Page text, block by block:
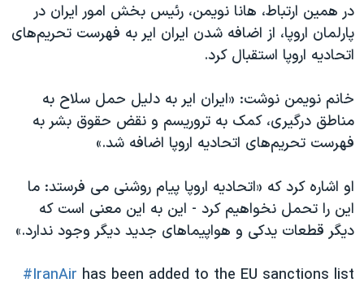
در همین ارتباط، هانا نویمن، رئیس بخش امور ایران در
پارلمان اروپا، از اضافه شدن ایران ایر به فهرست تحریم‌های
اتحادیه اروپا استقبال کرد.
خانم نویمن نوشت: «ایران ایر به دلیل حمل سلاح به
مناطق درگیری، کمک به تروریسم و نقض حقوق بشر به
فهرست تحریم‌های اتحادیه اروپا اضافه شد.»
او اشاره کرد که «اتحادیه اروپا پیام روشنی می فرستد: ما
این را تحمل نخواهیم کرد - این به این معنی است که
دیگر قطعات یدکی و هواپیماهای جدید دیگر وجود ندارد.»
#IranAir has been added to the EU sanctions list